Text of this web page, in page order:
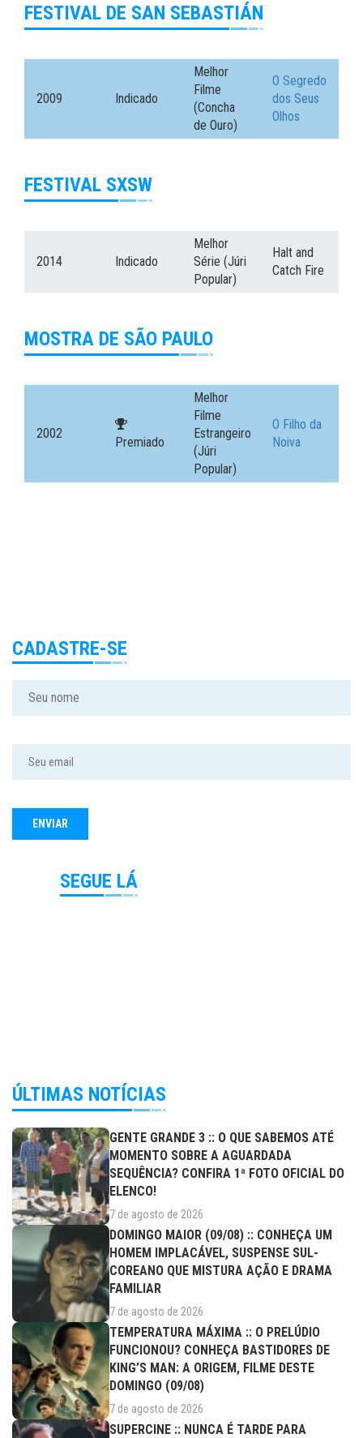
FESTIVAL DE SAN SEBASTIÁN
2009 Indicado
Melhor
Filme
(Concha
de Ouro)
O Segredo
dos Seus
Olhos
FESTIVAL SXSW
2014 Indicado
Melhor
Série (Júri
Popular)
Halt and
Catch Fire
MOSTRA DE SÃO PAULO
2002
Premiado
Melhor
Filme
Estrangeiro
(Júri
Popular)
O Filho da
Noiva
CADASTRE-SE
SEGUE LÁ
ÚLTIMAS NOTÍCIAS
GENTE GRANDE 3 :: O QUE SABEMOS ATÉ
MOMENTO SOBRE A AGUARDADA
SEQUÊNCIA? CONFIRA 1ª FOTO OFICIAL DO
ELENCO!
7 de agosto de 2026
DOMINGO MAIOR (09/08) :: CONHEÇA UM
HOMEM IMPLACÁVEL, SUSPENSE SUL-
COREANO QUE MISTURA AÇÃO E DRAMA
FAMILIAR
7 de agosto de 2026
TEMPERATURA MÁXIMA :: O PRELÚDIO
FUNCIONOU? CONHEÇA BASTIDORES DE
KING’S MAN: A ORIGEM, FILME DESTE
DOMINGO (09/08)
7 de agosto de 2026
SUPERCINE :: NUNCA É TARDE PARA